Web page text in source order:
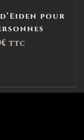
pour
€ TTC